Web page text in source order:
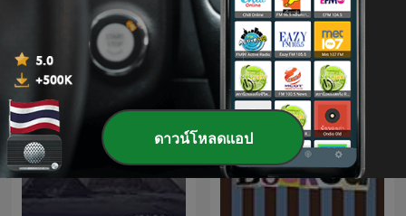
เรื่องเล่านิยายออนไลน์
Tales of the Texas Rangers
| OTRWesterns.com
ดาวน์โหลดแอป